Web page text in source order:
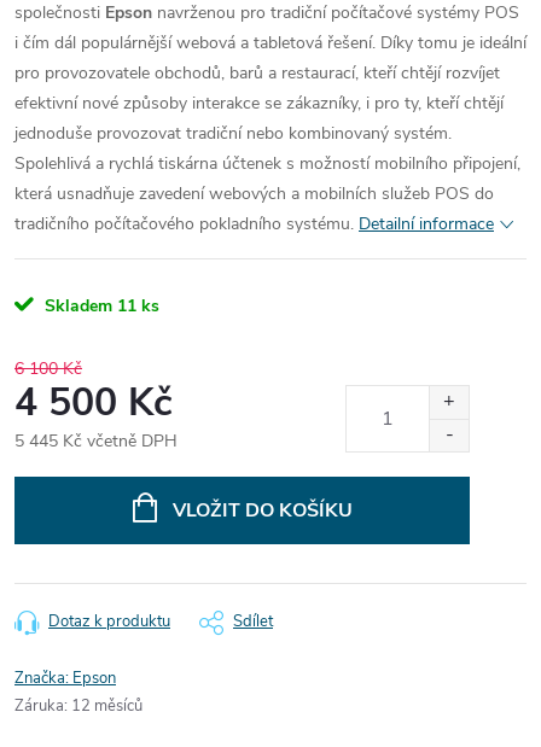
společnosti Epson navrženou pro tradiční počítačové systémy POS
i čím dál populárnější webová a tabletová řešení. Díky tomu je ideální
pro provozovatele obchodů, barů a restaurací, kteří chtějí rozvíjet
efektivní nové způsoby interakce se zákazníky, i pro ty, kteří chtějí
jednoduše provozovat tradiční nebo kombinovaný systém.
Spolehlivá a rychlá tiskárna účtenek s možností mobilního připojení,
která usnadňuje zavedení webových a mobilních služeb POS do
tradičního počítačového pokladního systému. Detailní informace
Skladem 11 ks
6 100 Kč
4 500 Kč
5 445 Kč včetně DPH
VLOŽIT DO KOŠÍKU
Dotaz k produktu Sdílet
Značka: Epson
Záruka: 12 měsíců